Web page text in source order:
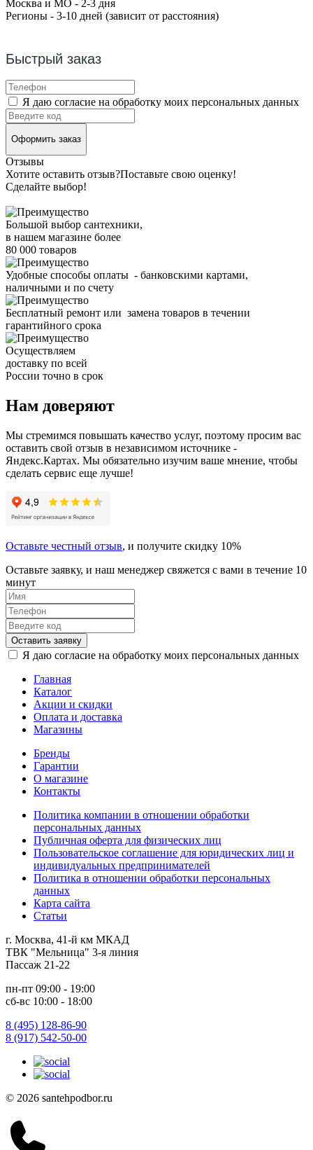
Москва и МО - 2-3 дня
Регионы - 3-10 дней (зависит от расстояния)
Быстрый заказ
Я даю согласие на обработку моих персональных данных
Оформить заказ
Отзывы
Хотите оставить отзыв?Поставьте свою оценку!
Сделайте выбор!
Большой выбор сантехники,
в нашем магазине более
80 000 товаров
Удобные способы оплаты - банковскими картами,
наличными и по счету
Бесплатный ремонт или замена товаров в течении
гарантийного срока
Осуществляем
доставку по всей
России точно в срок
Нам доверяют
Мы стремимся повышать качество услуг, поэтому просим вас
оставить свой отзыв в независимом источнике -
Яндекс.Картах. Мы обязательно изучим ваше мнение, чтобы
сделать сервис еще лучше!
Оставьте честный отзыв, и получите скидку 10%
Оставьте заявку, и наш менеджер свяжется с вами в течение 10
минут
Оставить заявку
Я даю согласие на обработку моих персональных данных
Главная
Каталог
Акции и скидки
Оплата и доставка
Магазины
Бренды
Гарантии
О магазине
Контакты
Политика компании в отношении обработки
персональных данных
Публичная оферта для физических лиц
Пользовательское соглашение для юридических лиц и
индивидуальных предпринимателей
Политика в отношении обработки персональных
данных
Карта сайта
Статьи
г. Москва, 41-й км МКАД
ТВК "Мельница" 3-я линия
Пассаж 21-22
пн-пт 09:00 - 19:00
сб-вс 10:00 - 18:00
8 (495) 128-86-90
8 (917) 542-50-00
© 2026 santehpodbor.ru